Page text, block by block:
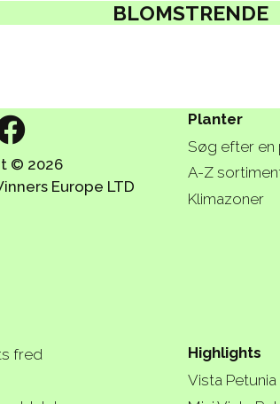
BLOMSTRENDE
© 2026
Europe LTD
Planter
Søg efter en
A-Z
Klimazoner
fred
Highlights
Vista Petunia